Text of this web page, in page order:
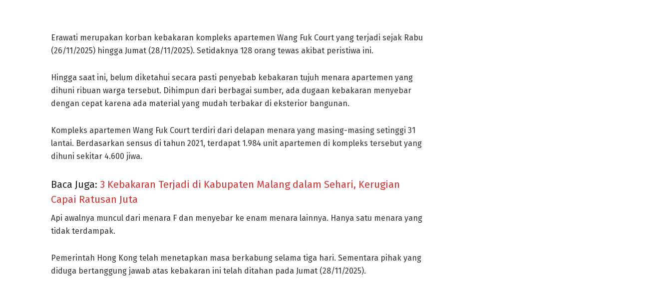
Erawati merupakan korban kebakaran kompleks apartemen Wang Fuk Court yang terjadi sejak Rabu
(26/11/2025) hingga Jumat (28/11/2025). Setidaknya 128 orang tewas akibat peristiwa ini.
Hingga saat ini, belum diketahui secara pasti penyebab kebakaran tujuh menara apartemen yang
dihuni ribuan warga tersebut. Dihimpun dari berbagai sumber, ada dugaan kebakaran menyebar
dengan cepat karena ada material yang mudah terbakar di eksterior bangunan.
Kompleks apartemen Wang Fuk Court terdiri dari delapan menara yang masing-masing setinggi 31
lantai. Berdasarkan sensus di tahun 2021, terdapat 1.984 unit apartemen di kompleks tersebut yang
dihuni sekitar 4.600 jiwa.
Baca Juga: 3 Kebakaran Terjadi di Kabupaten Malang dalam Sehari, Kerugian
Capai Ratusan Juta
Api awalnya muncul dari menara F dan menyebar ke enam menara lainnya. Hanya satu menara yang
tidak terdampak.
Pemerintah Hong Kong telah menetapkan masa berkabung selama tiga hari. Sementara pihak yang
diduga bertanggung jawab atas kebakaran ini telah ditahan pada Jumat (28/11/2025).